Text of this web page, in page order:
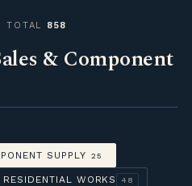
TOTAL 858
& Component
SUPPLY 25
WORKS 48